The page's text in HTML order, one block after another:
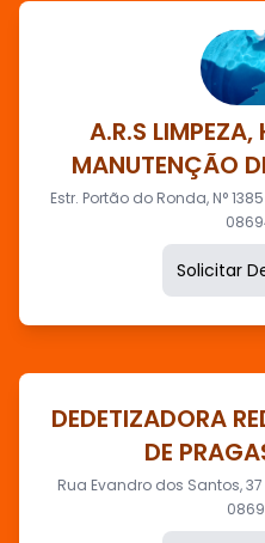
A.R.S
MANUTENÇÃO
Estr. Portão do Ronda, N°
Solicitar
DEDETIZADORA
DE
Rua Evandro dos Santos,